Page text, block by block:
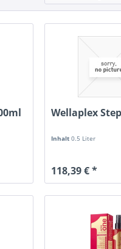
Wellaplex
Inhalt 0.5 Liter
118,39 € *